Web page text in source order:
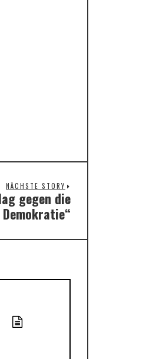
NÄCHSTE STORY
gegen die